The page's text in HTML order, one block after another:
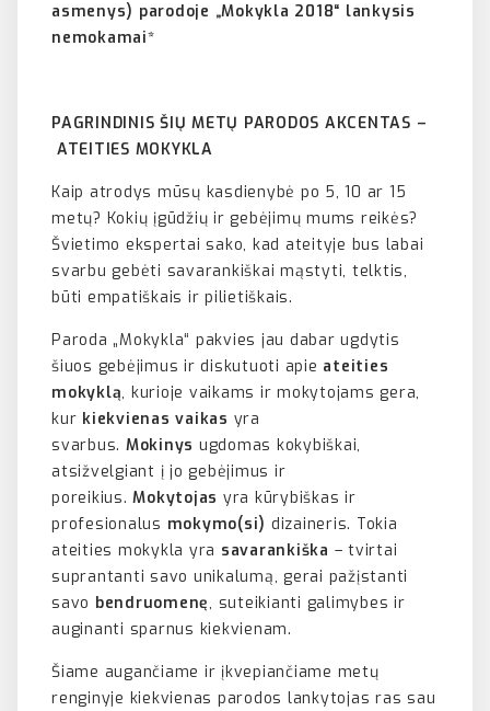
asmenys) parodoje „Mokykla 2018“ lankysis
nemokamai*
PAGRINDINIS ŠIŲ METŲ PARODOS AKCENTAS –
ATEITIES MOKYKLA
Kaip atrodys mūsų kasdienybė po 5, 10 ar 15
metų? Kokių įgūdžių ir gebėjimų mums reikės?
Švietimo ekspertai sako, kad ateityje bus labai
svarbu gebėti savarankiškai mąstyti, telktis,
būti empatiškais ir pilietiškais.
Paroda „Mokykla“ pakvies jau dabar ugdytis
šiuos gebėjimus ir diskutuoti apie ateities
mokyklą, kurioje vaikams ir mokytojams gera,
kur kiekvienas vaikas yra
svarbus. Mokinys ugdomas kokybiškai,
atsižvelgiant į jo gebėjimus ir
poreikius.Mokytojas yra kūrybiškas ir
profesionalus mokymo(si) dizaineris. Tokia
ateities mokykla yra savarankiška – tvirtai
suprantanti savo unikalumą, gerai pažįstanti
savo bendruomenę, suteikianti galimybes ir
auginanti sparnus kiekvienam.
Šiame augančiame ir įkvepiančiame metų
renginyje kiekvienas parodos lankytojas ras sau